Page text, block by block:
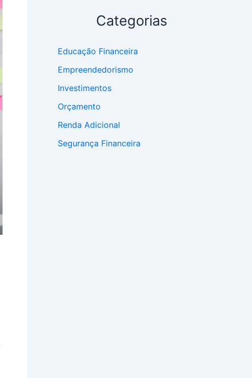
Categorias
Educação Financeira
Empreendedorismo
Investimentos
Orçamento
Renda Adicional
Segurança Financeira